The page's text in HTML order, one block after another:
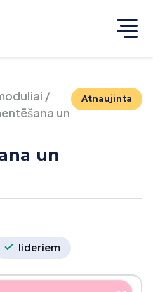
Atnaujinta
/
un
un
lideriem